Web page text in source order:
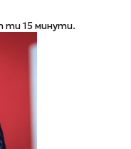
ти 15 минути.